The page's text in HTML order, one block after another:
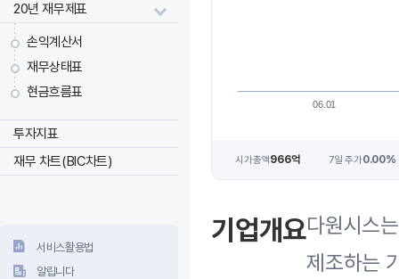
20년 재무제표
손익계산서
재무상태표
현금흐름표
투자지표
재무 차트(BIC차트)
서비스활용법
알립니다
06.01
시가총액966억 7일 주가0.00%
기업개요다원시스
제조하는